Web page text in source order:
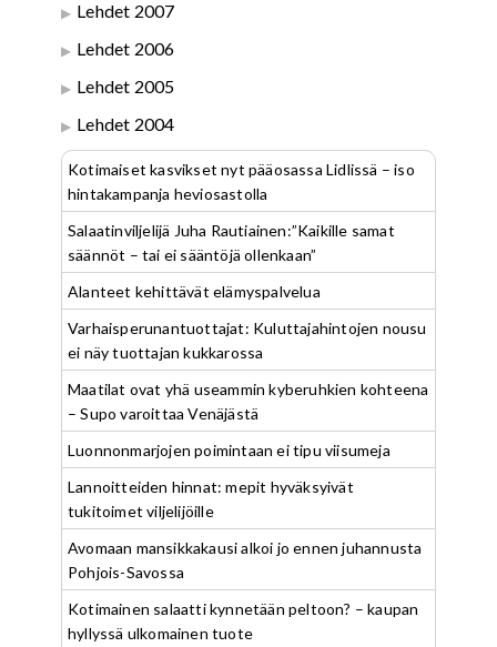
Lehdet 2007
Lehdet 2006
Lehdet 2005
Lehdet 2004
Kotimaiset kasvikset nyt pääosassa Lidlissä – iso
hintakampanja heviosastolla
Salaatinviljelijä Juha Rautiainen:”Kaikille samat
säännöt – tai ei sääntöjä ollenkaan”
Alanteet kehittävät elämyspalvelua
Varhaisperunantuottajat: Kuluttajahintojen nousu
ei näy tuottajan kukkarossa
Maatilat ovat yhä useammin kyberuhkien kohteena
– Supo varoittaa Venäjästä
Luonnonmarjojen poimintaan ei tipu viisumeja
Lannoitteiden hinnat: mepit hyväksyivät
tukitoimet viljelijöille
Avomaan mansikkakausi alkoi jo ennen juhannusta
Pohjois-Savossa
Kotimainen salaatti kynnetään peltoon? – kaupan
hyllyssä ulkomainen tuote